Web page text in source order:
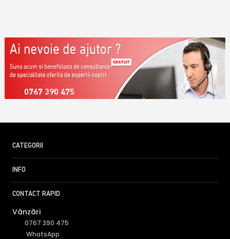
0767 390 475
CATEGORII
INFO
CONTACT RAPID
Vânzări
0767 390 475
WhatsApp